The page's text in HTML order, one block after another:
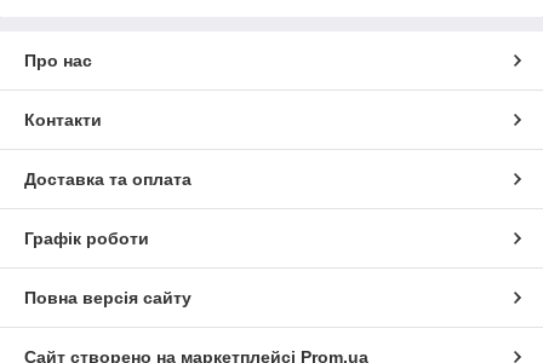
Про нас
Контакти
Доставка та оплата
Графік роботи
Повна версія сайту
Сайт створено на маркетплейсі Prom.ua